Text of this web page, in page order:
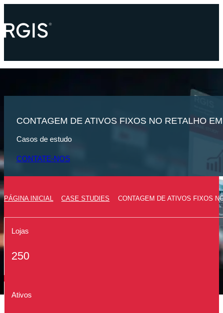
CONTAGEM DE ATIVOS FIXOS NO RETALHO
Casos de estudo
CONTATE-NOS
PÁGINA INICIAL CASE STUDIES CONTAGEM DE ATIVOS FIXOS
Lojas
250
Ativos